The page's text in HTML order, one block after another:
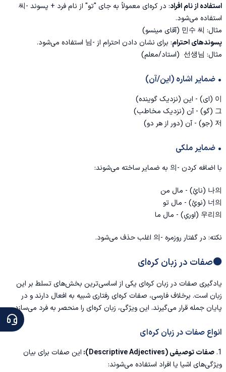
استفاده از نام افراد
: در کره‌ای معمولاً به جای "تو" از نام فرد + پسوند -씨
استفاده می‌شود.
مثال: 민수 씨 (آقای مینسو)
پسوندهای احترام: برای نشان دادن احترام از -님 استفاده می‌شود.
مثال: 선생님 (استاد/معلم)
• ضمایر اشاره (این/آن)
이 (ای) - این (نزدیک گوینده)
그 (گو) - آن (نزدیک مخاطب)
저 (جو) - آن (دور از هر دو)
• ضمایر ملکی
با اضافه کردن -의 به ضمایر ساخته می‌شوند:
나의 (نائِ) - مال من
너의 (نوئِ) - مال تو
우리의 (اوریِ) - مال ما
نکته: در گفتار روزمره -의 اغلب حذف می‌شود.
🟠صفات در زبان کره‌ای
یادگیری صفات در زبان کره‌ای یکی از اساسی‌ترین بخش‌های تسلط بر این
زبان است. برخلاف فارسی، صفات کره‌ای رفتاری شبیه به افعال دارند و در
پایان جمله قرار می‌گیرند. این ویژگی، زبان کره‌ای را منحصر به فرد می‌سازد.
انواع صفات در زبان کره‌ای
1. صفات توصیفی (Descriptive Adjectives):
این صفات برای بیان
ویژگی‌های اشیا یا افراد استفاده می‌شوند: